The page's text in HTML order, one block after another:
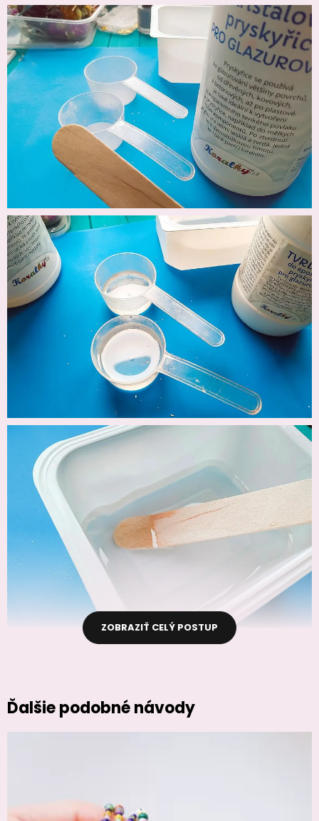
ZOBRAZIŤ CELÝ POSTUP
Ďalšie podobné návody